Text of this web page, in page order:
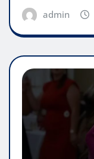
admin